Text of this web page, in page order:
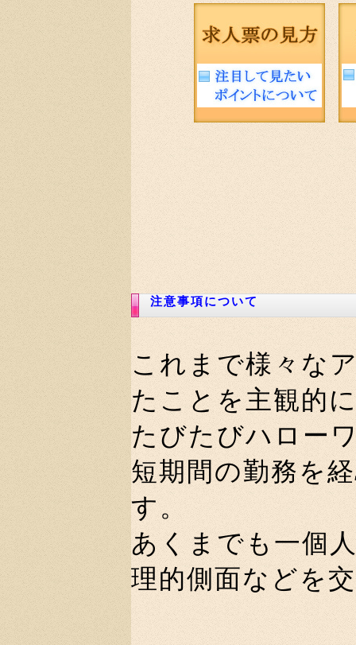
注意事項について
これまで様々な
たことを主観的
たびたびハロー
短期間の勤務を
す。
あくまでも一個
理的側面などを